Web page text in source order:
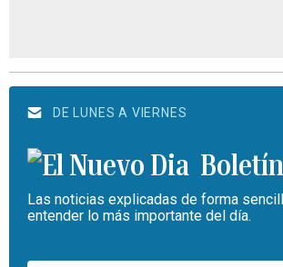
DE LUNES A VIERNES
Las noticias explicadas de forma
entender lo más importante del día.